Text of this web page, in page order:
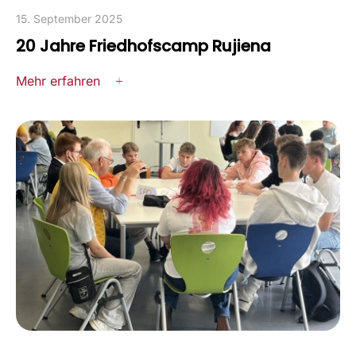
15. September 2025
20 Jahre Friedhofscamp Rujiena
Mehr erfahren